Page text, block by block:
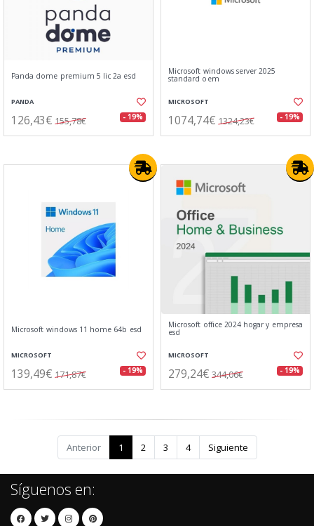
Panda dome premium 5 lic 2a esd
PANDA
126,43€ 155,78€ - 19%
Microsoft windows server 2025
standard oem
MICROSOFT
1074,74€ 1324,23€ - 19%
Microsoft windows 11 home 64b esd
MICROSOFT
139,49€ 171,87€ - 19%
Microsoft office 2024 hogar y empresa
esd
MICROSOFT
279,24€ 344,06€ - 19%
Anterior 1 2 3 4 Siguiente
Síguenos en: